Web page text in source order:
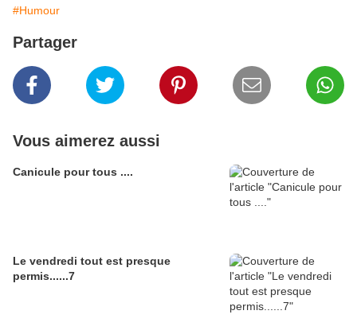
#Humour
Partager
Vous aimerez aussi
Canicule pour tous ....
Le vendredi tout est presque
permis......7